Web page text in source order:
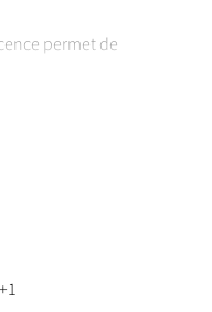
permet de